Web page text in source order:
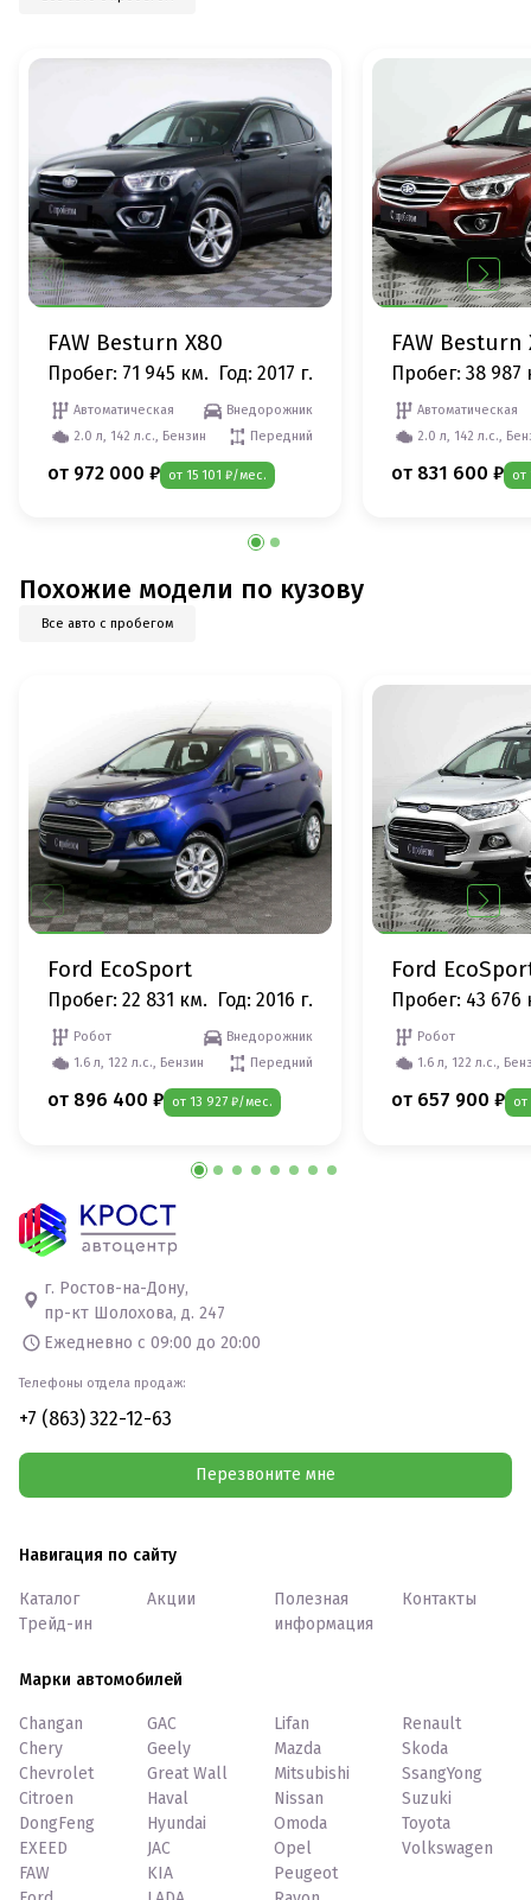
FAW Besturn X80
Пробег: 71 945 км. Год: 2017 г.
Автоматическая
Внедорожник
2.0 л, 142 л.с., Бензин
Передний
от 972 000 ₽ от 15 101 ₽/мес.
FAW Besturn
Пробег: 38 987
Автоматическая
2.0 л, 142 л.с.,
от 831 600 ₽ от
Похожие модели по кузову
Все авто с пробегом
Ford EcoSport
Пробег: 22 831 км. Год: 2016 г.
Робот
Внедорожник
1.6 л, 122 л.с., Бензин
Передний
от 896 400 ₽ от 13 927 ₽/мес.
Ford
Пробег: 43 676
Робот
1.6 л, 122 л.с.,
от 657 900 ₽
г. Ростов-на-Дону,
пр-кт Шолохова, д. 247
Ежедневно с 09:00 до 20:00
Телефоны отдела продаж:
+7 (863) 322-12-63
Перезвоните мне
Навигация по сайту
Каталог
Трейд-ин
Акции
Полезная
информация
Контакты
Марки автомобилей
Changan
Chery
Chevrolet
Citroen
DongFeng
EXEED
FAW
GAC
Geely
Great Wall
Haval
Hyundai
JAC
KIA
Lifan
Mazda
Mitsubishi
Nissan
Omoda
Opel
Peugeot
Renault
Skoda
SsangYong
Suzuki
Toyota
Volkswagen